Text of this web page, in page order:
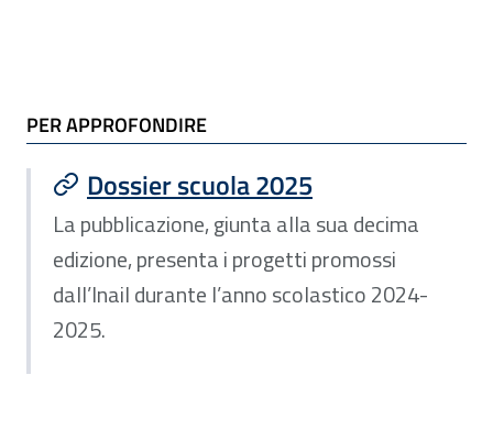
TI POTREBBE INTERESSARE
PER APPROFONDIRE
Dossier scuola 2025
La pubblicazione, giunta alla sua decima
edizione, presenta i progetti promossi
dall’Inail durante l’anno scolastico 2024-
2025.